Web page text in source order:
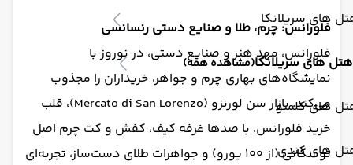
های سریلانکا
هتل های سریلانکا(مشاهده همه)
های کلمبو
های کندی
فلورانس: چرم، طلا و صنایع دستی رنسانسی
فلورانس، مهد هنر و صنایع دستی، در نوروز با
نمایشگاه‌های بهاری چرم و جواهر، خریداران را مجذوب
می‌کند. بازار سن لورنزو (Mercato di San Lorenzo)، قلب
خرید فلورانس، با صدها غرفه کیف، کفش و کت چرم اصل
توسکانی (از ۱۰۰ یورو) و جواهرات طلای دست‌ساز، تجربه‌ای